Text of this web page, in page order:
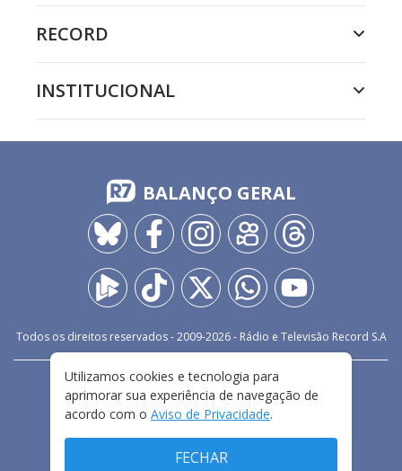
RECORD
INSTITUCIONAL
BALANÇO GERAL
Todos os direitos reservados - 2009-2026- Rádio e Televisão Record S.A
FALE CONOSCO
PRIVACIDADE
TERMOS E CONDIÇÕES DE USO
Utilizamos cookies e tecnologia para
aprimorar sua experiência de navegação de
acordo com o Aviso de Privacidade.
FECHAR